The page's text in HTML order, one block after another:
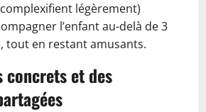
légèrement)
l’enfant au-delà de 3
tout en restant amusants.
concrets et des